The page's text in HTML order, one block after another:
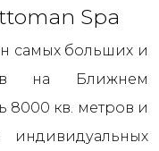
Spa
самых больших и
на Ближнем
8000 кв. метров и